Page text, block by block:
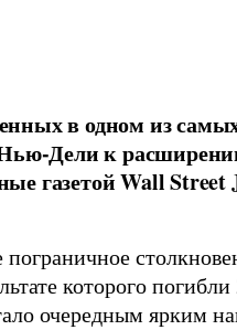
в одном из
Дели к
газетой Wall Street
которого
очередным ярким